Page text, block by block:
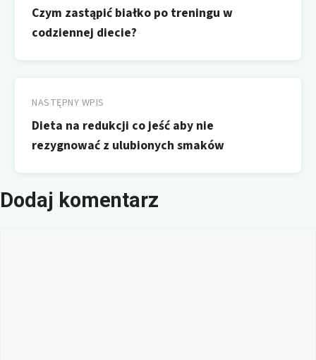
Czym zastąpić białko po treningu w
codziennej diecie?
NASTĘPNY WPIS
Dieta na redukcji co jeść aby nie
rezygnować z ulubionych smaków
Dodaj komentarz